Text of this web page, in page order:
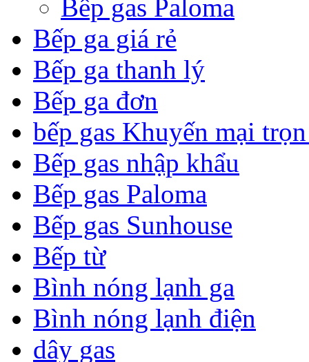
Bếp gas Paloma
Bếp ga giá rẻ
Bếp ga thanh lý
Bếp ga đơn
bếp gas Khuyến mại
Bếp gas nhập khẩu
Bếp gas Paloma
Bếp gas Sunhouse
Bếp từ
Bình nóng lạnh ga
Bình nóng lạnh điện
dây gas